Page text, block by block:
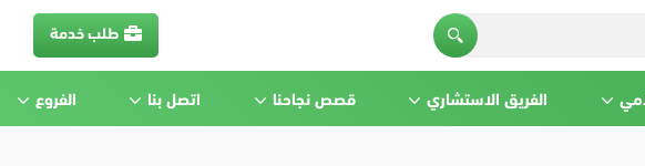
طلب خدمة
الفريق الاستشاري قصص نجاحنا اتصل بنا الفروع